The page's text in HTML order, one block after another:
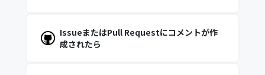
IssueまたはPull Requestにコメントが作
成されたら